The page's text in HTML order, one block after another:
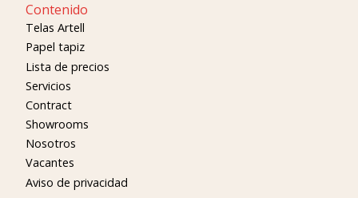
Contenido
Telas Artell
Papel tapiz
Lista de precios
Servicios
Contract
Showrooms
Nosotros
Vacantes
Aviso de privacidad